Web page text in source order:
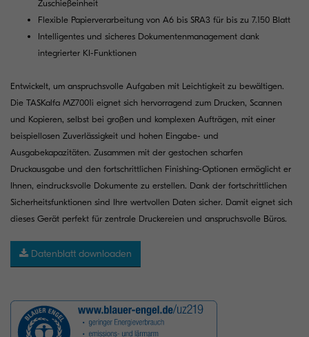
Zuschießeinheit
Flexible Papierverarbeitung von A6 bis SRA3 für bis zu 7.150 Blatt
Intelligentes und sicheres Dokumentenmanagement dank
integrierter KI-Funktionen
Entwickelt, um anspruchsvolle Aufgaben mit Leichtigkeit zu bewältigen.
Die TASKalfa MZ7001i eignet sich hervorragend zum Drucken, Scannen
und Kopieren, selbst bei großen und komplexen Aufträgen, mit einer
beispiellosen Zuverlässigkeit und hohen Eingabe- und
Ausgabekapazitäten. Zusammen mit der gestochen scharfen
Druckausgabe und den fortschrittlichen Finishing-Optionen ermöglicht er
Ihnen, eindrucksvolle Dokumente zu erstellen. Dank der fortschrittlichen
Sicherheitsfunktionen sind Ihre wertvollen Daten sicher. Damit eignet sich
dieses Gerät perfekt für zentrale Druckereien und anspruchsvolle Büros.
Datenblatt downloaden